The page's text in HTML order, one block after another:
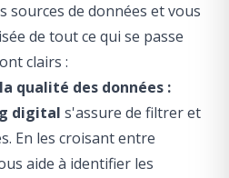
sources de données et vous
de tout ce qui se passe
clairs :
qualité des données :
digital s'assure de filtrer et
En les croisant entre
aide à identifier les